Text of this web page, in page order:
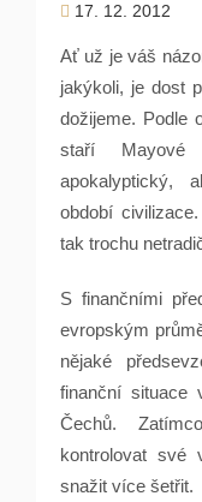
17. 12. 2012
Ať už je váš
jakýkoli, je dost
dožijeme. Podle
staří Mayové
apokalyptický,
období
tak trochu
S finančními
evropským
nějaké
finanční situace
Čechů.
kontrolovat své
snažit více šetřit.